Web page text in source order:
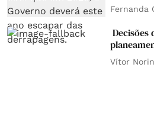
Fernanda
Decisões
Vítor